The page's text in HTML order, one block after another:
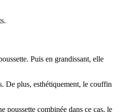
Puis en grandissant, elle
De plus, esthétiquement, le couffin
poussette combinée dans ce cas, le